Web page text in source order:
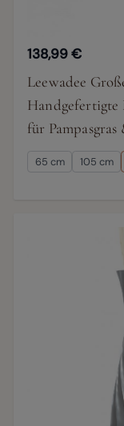
138,99 €
Leewadee
Handgefertigte
für
65 cm 105 cm